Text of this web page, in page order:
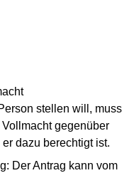
stellen will, muss
gegenüber
dazu berechtigt ist.
Der Antrag kann vom